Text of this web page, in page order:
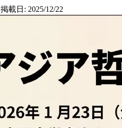
掲載日: 2025/12/22